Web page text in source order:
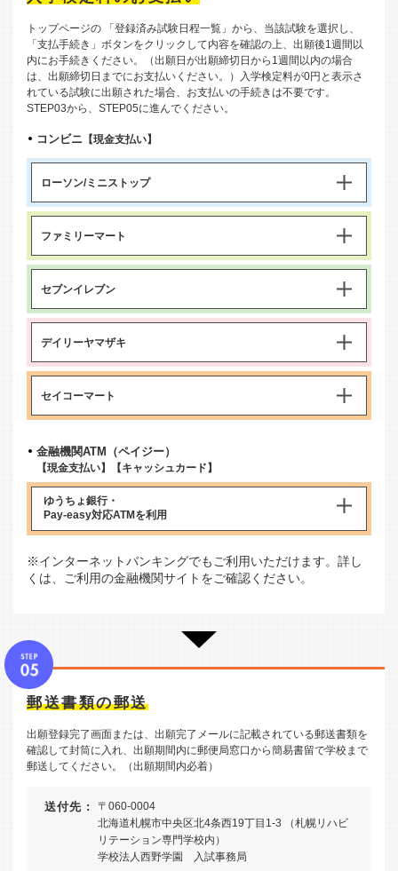
トップページの 「登録済み試験日程一覧」から、当該試験を選択し、
「支払手続き」ボタンをクリックして内容を確認の上、出願後1週間以
内にお手続きください。（出願日が出願締切日から1週間以内の場合
は、出願締切日までにお支払いください。）入学検定料が0円と表示さ
れている試験に出願された場合、お支払いの手続きは不要です。
STEP03から、STEP05に進んでください。
コンビニ 【現金支払い】
ローソン/ミニストップ
ファミリーマート
セブンイレブン
デイリーヤマザキ
セイコーマート
金融機関ATM（ペイジー）
【現金支払い】【キャッシュカード】
ゆうちょ銀行・
Pay-easy対応ATMを利用
※インターネットバンキングでもご利用いただけます。詳し
くは、ご利用の金融機関サイトをご確認ください。
郵送書類の郵送
出願登録完了画面または、出願完了メールに記載されている郵送書類を
確認して封筒に入れ、出願期間内に郵便局窓口から簡易書留で学校まで
郵送してください。（出願期間内必着）
送付先 :
〒060-0004
北海道札幌市中央区北4条西19丁目1-3 （札幌リハビ
リテーション専門学校内）
学校法人西野学園 入試事務局